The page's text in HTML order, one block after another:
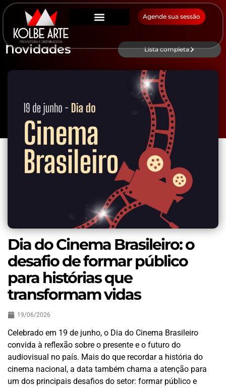
Agende sua sessão
Novidades Lista completa
Dia do Cinema Brasileiro: o
desafio de formar público
para histórias que
transformam vidas
19/06/2026
Celebrado em 19 de junho, o Dia do Cinema Brasileiro
convida à reflexão sobre o presente e o futuro do
audiovisual no país. Mais do que recordar a história do
cinema nacional, a data também chama a atenção para
um dos principais desafios do setor: formar público e